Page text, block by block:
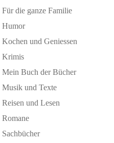
Für die ganze Familie
Humor
Kochen und Geniessen
Krimis
Mein Buch der Bücher
Musik und Texte
Reisen und Lesen
Romane
Sachbücher